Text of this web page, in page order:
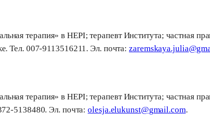
терапия» в HEPI; терапевт Института; частная
Тел. 007-9113516211. Эл. почта:
терапия» в HEPI; терапевт Института; частная
5138480. Эл. почта:olesja.elukunst@gmail.com.